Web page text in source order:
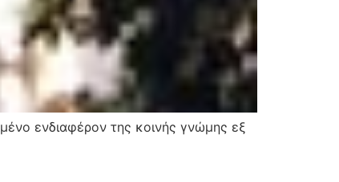
ενδιαφέρον της κοινής γνώμης εξ